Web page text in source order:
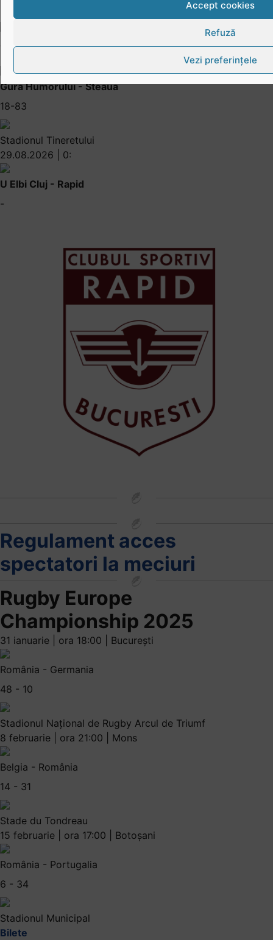
Accept cookies
Refuză
Vezi preferințele
Arena Zimbrilor
Gura Humorului - Steaua
18-83
Stadionul Tineretului
29.08.2026 | 0:
U Elbi Cluj - Rapid
-
Regulament acces
spectatori la meciuri
Rugby Europe
Championship 2025
31 ianuarie | ora 18:00 | București
România - Germania
48 - 10
Stadionul Național de Rugby Arcul de Triumf
8 februarie | ora 21:00 | Mons
Belgia - România
14 - 31
Stade du Tondreau
15 februarie | ora 17:00 | Botoșani
România - Portugalia
6 - 34
Stadionul Municipal
Bilete